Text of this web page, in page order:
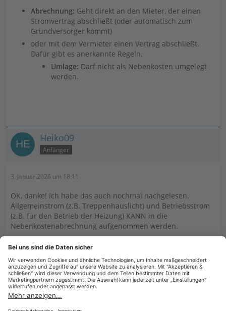
Abrechnung: Geht direkt an den Mieter, der einen
Stromvertrag abschließt (oder automatisch zum
Grundversorger kommt)
oder mit dem Vermieter einen Vertrag abschließt.
Dafür gibt es anerkannte Regeln.
Umlage: Darf nicht als Nebenkosten umgelegt
werden.
Heiko09
Anfänger
3. Januar 2026 um 18:11
OK, danke! Ich habe das auch nochmal nachgelesen.
Allgemeinstrom (z.B. Treppenhauslicht) und Betriebsstrom
(z.B. für den Betrieb der Heizung) KANN in die
Nebenkostenabrechnung aufgenommen werden.
Wohnungsstrom hingegen nicht. Dann habe ich das die
einzeln mit den Mietern abgerechnet. Wieder was gelernt...
Gruß Heiko